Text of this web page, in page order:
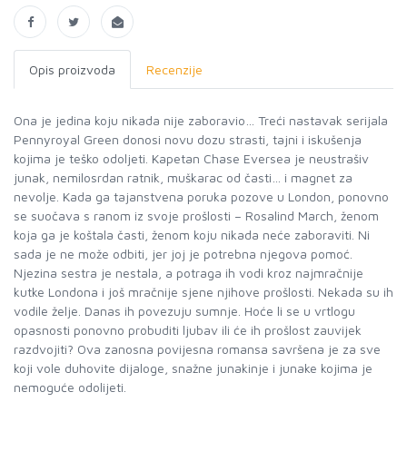
Opis proizvoda Recenzije
Ona je jedina koju nikada nije zaboravio… Treći nastavak serijala
Pennyroyal Green donosi novu dozu strasti, tajni i iskušenja
kojima je teško odoljeti. Kapetan Chase Eversea je neustrašiv
junak, nemilosrdan ratnik, muškarac od časti… i magnet za
nevolje. Kada ga tajanstvena poruka pozove u London, ponovno
se suočava s ranom iz svoje prošlosti – Rosalind March, ženom
koja ga je koštala časti, ženom koju nikada neće zaboraviti. Ni
sada je ne može odbiti, jer joj je potrebna njegova pomoć.
Njezina sestra je nestala, a potraga ih vodi kroz najmračnije
kutke Londona i još mračnije sjene njihove prošlosti. Nekada su ih
vodile želje. Danas ih povezuju sumnje. Hoće li se u vrtlogu
opasnosti ponovno probuditi ljubav ili će ih prošlost zauvijek
razdvojiti? Ova zanosna povijesna romansa savršena je za sve
koji vole duhovite dijaloge, snažne junakinje i junake kojima je
nemoguće odolijeti.